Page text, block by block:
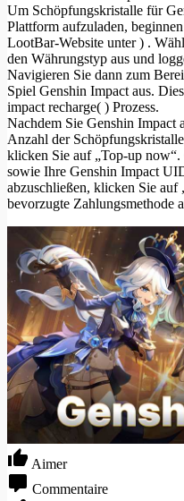
Um Schöpfungskristalle für
Plattform aufzuladen,
LootBar-Website unter ) .
den Währungstyp aus und
Navigieren Sie dann zum
Spiel Genshin Impact aus.
impact recharge( ) Prozess.
Nachdem Sie Genshin Impact
Anzahl der
klicken Sie auf „Top-up now“.
sowie Ihre Genshin Impact
abzuschließen, klicken Sie
bevorzugte Zahlungsmethode
Aimer
Commentaire